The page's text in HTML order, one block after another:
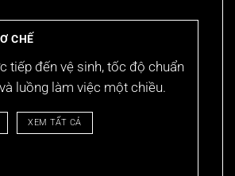
CHẾ
tiếp đến vệ sinh, tốc độ chuẩn
luồng làm việc một chiều.
XEM TẤT CẢ